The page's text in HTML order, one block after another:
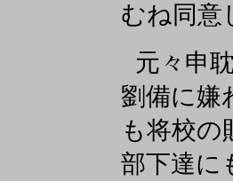
むね同意
元々申
劉備に嫌
も将校
部下達に